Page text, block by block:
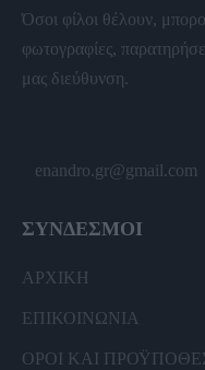
Όσοι φίλοι θέλουν,
φωτογραφίες,
μας διεύθυνση.
enandro.gr@gmail.com
ΣΥΝΔΕΣΜΟΙ
ΑΡΧΙΚΗ
ΕΠΙΚΟΙΝΩΝΙΑ
ΟΡΟΙ ΚΑΙ